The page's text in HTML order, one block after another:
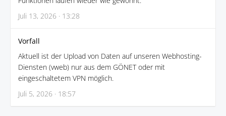
Juli 13, 2026 · 13:28
Vorfall
Aktuell ist der Upload von Daten auf unseren Webhosting-
Diensten (vweb) nur aus dem GÖNET oder mit
eingeschaltetem VPN möglich.
Juli 5, 2026 · 18:57